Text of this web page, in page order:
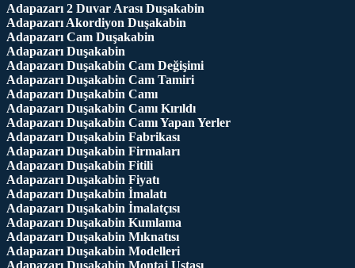
Adapazarı 2 Duvar Arası Duşakabin
Adapazarı Akordiyon Duşakabin
Adapazarı Cam Duşakabin
Adapazarı Duşakabin
Adapazarı Duşakabin Cam Değişimi
Adapazarı Duşakabin Cam Tamiri
Adapazarı Duşakabin Camı
Adapazarı Duşakabin Camı Kırıldı
Adapazarı Duşakabin Camı Yapan Yerler
Adapazarı Duşakabin Fabrikası
Adapazarı Duşakabin Firmaları
Adapazarı Duşakabin Fitili
Adapazarı Duşakabin Fiyatı
Adapazarı Duşakabin İmalatı
Adapazarı Duşakabin İmalatçısı
Adapazarı Duşakabin Kumlama
Adapazarı Duşakabin Mıknatısı
Adapazarı Duşakabin Modelleri
Adapazarı Duşakabin Montaj Ustası